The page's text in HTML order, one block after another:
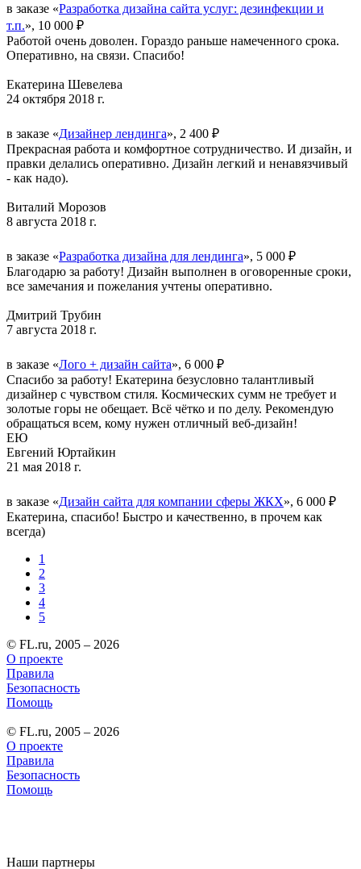
в заказе «Разработка дизайна сайта услуг: дезинфекции и
т.п.», 10 000 ₽
Работой очень доволен. Гораздо раньше намеченного срока.
Оперативно, на связи. Спасибо!
Екатерина Шевелева
24 октября 2018 г.
в заказе «Дизайнер лендинга», 2 400 ₽
Прекрасная работа и комфортное сотрудничество. И дизайн, и
правки делались оперативно. Дизайн легкий и ненавязчивый
- как надо).
Виталий Морозов
8 августа 2018 г.
в заказе «Разработка дизайна для лендинга», 5 000 ₽
Благодарю за работу! Дизайн выполнен в оговоренные сроки,
все замечания и пожелания учтены оперативно.
Дмитрий Трубин
7 августа 2018 г.
в заказе «Лого + дизайн сайта», 6 000 ₽
Спасибо за работу! Екатерина безусловно талантливый
дизайнер с чувством стиля. Космических сумм не требует и
золотые горы не обещает. Всё чётко и по делу. Рекомендую
обращаться всем, кому нужен отличный веб-дизайн!
ЕЮ
Евгений Юртайкин
21 мая 2018 г.
в заказе «Дизайн сайта для компании сферы ЖКХ», 6 000 ₽
Екатерина, спасибо! Быстро и качественно, в прочем как
всегда)
1
2
3
4
5
© FL.ru, 2005 – 2026
О проекте
Правила
Безопасность
Помощь
© FL.ru, 2005 – 2026
О проекте
Правила
Безопасность
Помощь
Наши партнеры